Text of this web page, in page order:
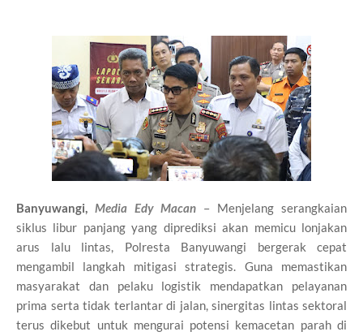
Banyuwangi, Media Edy Macan – Menjelang serangkaian
siklus libur panjang yang diprediksi akan memicu lonjakan
arus lalu lintas, Polresta Banyuwangi bergerak cepat
mengambil langkah mitigasi strategis. Guna memastikan
masyarakat dan pelaku logistik mendapatkan pelayanan
prima serta tidak terlantar di jalan, sinergitas lintas sektoral
terus dikebut untuk mengurai potensi kemacetan parah di